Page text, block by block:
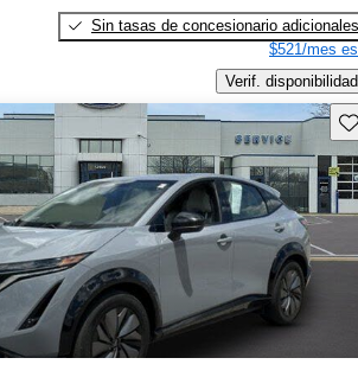
Sin tasas de concesionario adicionales
$521/mes
Verif. disponibilidad